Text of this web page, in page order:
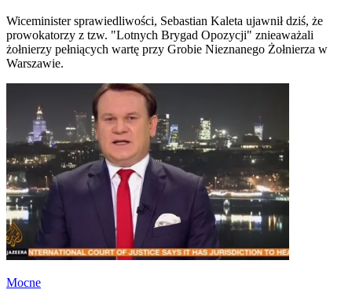
Wiceminister sprawiedliwości, Sebastian Kaleta ujawnił dziś, że
prowokatorzy z tzw. "Lotnych Brygad Opozycji" znieaważali
żołnierzy pełniących wartę przy Grobie Nieznanego Żołnierza w
Warszawie.
Mocne